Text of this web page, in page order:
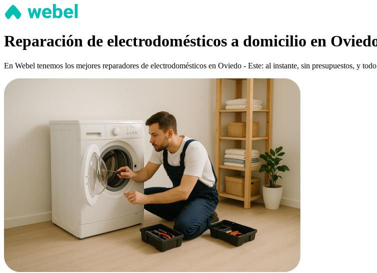
Reparación de electrodomésticos a domicilio en
En Webel tenemos los mejores reparadores de electrodomésticos en Oviedo - Este: al instante, sin presupuestos, y